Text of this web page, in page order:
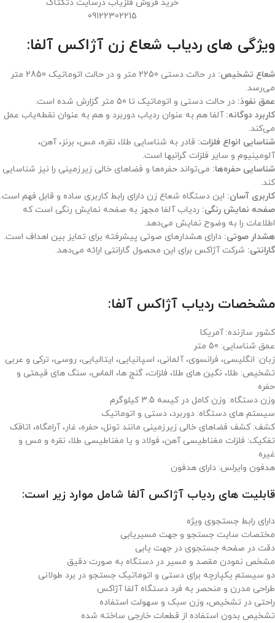
خرید فروش فلزیاب درسایت دتکتاک
09122302215
ویژگی های ردیاب شعاع زن آژاکس آلفا:
شعاع تشخیص:
در حالت دستی 2250 متر و در حالت اتوماتیک 2850 متر
می‌رسد.
عمق نفوذ: در حالت دستی و اتوماتیک تا 50 متر گزارش شده است.
کاربرد دوگانه: آلفا هم به عنوان ردیاب دوربرد و هم به عنوان نقطه‌یاب عمل
می‌کند.
شناسایی انواع فلزات: قادر به شناسایی طلا، نقره، مس، برنز، آهن،
آلومینیوم و سایر فلزات گرانبها است.
شناسایی حفره‌ها: می‌تواند حفره‌ها و فضاهای خالی زیرزمینی را نیز شناسایی
کند.
کاربری آسان: این دستگاه شعاع زن دارای رابط کاربری ساده و قابل فهم است.
صفحه نمایش رنگی: ردیاب آلفا مجهز به صفحه نمایش رنگی است که
اطلاعات را به وضوح نمایش می‌دهد.
هشدار صوتی: دارای هشدارهای صوتی پیشرفته برای تمایز بین اهداف است.
گارانتی: شرکت آژاکس برای این محصول گارانتی ارائه می‌دهد.
مشخصات ردیاب آژاکس آلفا:
کشور سازنده: آمریکا
عمق شناسایی: 50 متر
زبان: انگلیسی، فرانسوی، آلمانی، اسپانیایی، ایتالیایی، روسی، ترکی و عربی
تشخیص: طلا، نگین های طلا، فلزات، گنج ها، الماس، سنگ های قیمتی و
حفره
وزن دستگاه: وزن کامل در کیسه 3.5 کیلوگرم
سیستم های دستگاه: دوربرد، دستی و اتوماتیک
کشف: کشف فضاهای خالی زیرزمینی مانند تونل، حفره، غار، آرامگاه، اتاقک
تفکیک: فلزات مغناطیسی آهن، فولاد و یا مغناطیسی طلا، نقره و مس و
غیره
هدفون وایرلس: دارای هدفون
قابلیت های ردیاب آژاکس آلفا شامل موارد زیر است:
دارای رابط جستجوی ویژه
مختصات سایت جستجو و جهت مسیریابی
دقت در صفحه جستجوی در جهت یابی
مشخص نمودن مقصد و مسیر در دستگاه به صورت دقیق
دو سیستم یکپارچه برای دستی و اتوماتیک جستجو در برد طولانی
طراحی مدرن و منحصر به فرد دستگاه آلفا آژاکس
راحتی در تشخیص، وزن سبک و سهولت استفاده
تشخیص بدون استفاده از قطعات خارجی ساخته شده